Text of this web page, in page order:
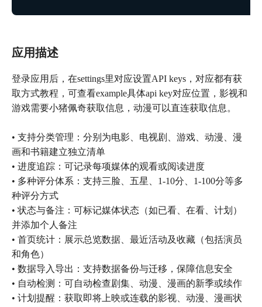
应用描述
登录应用后，在settings里对应设置API keys，对应都有获
取方式教程，可查看example具体api key对应位置，影视和
游戏需要小猪佩奇获取信息，动漫可以直连获取信息。
• 支持分类管理：分别为电影、电视剧、游戏、动漫、漫
画和书籍建立独立清单
• 进度追踪：可记录每项媒体的观看或阅读进度
• 多种评分体系：支持三脸、五星、1-10分、1-100分等多
种评分方式
• 状态与备注：可标记媒体状态（如已看、在看、计划）
并添加个人备注
• 首页统计：展示总览数据、最近活动及收藏（包括演员
和角色）
• 数据导入导出：支持数据备份与迁移，保障信息安全
• 自动检测：可自动检查剧集、动漫、漫画的新季或续作
• 计划提醒：获取即将上映或连载的影视、动漫、漫画状